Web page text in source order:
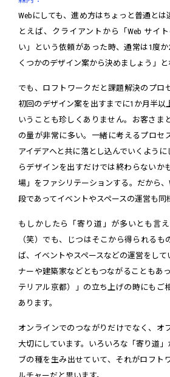
Webにしても、進め方はちょっと普通と
とえば、クライアントから「Web サイ
い」という依頼があった時、通常は1度
くつかのデザイン案から決めましょう」と
でも、ロフトワークだと課題解決のプロ
初回のデザイン案を出すまでに1か月半以
いうことも珍しくありません。お客さま
の量が非常に多い。一緒に考えるプロセ
アイデアへと共に落とし込んでいくよう
らデザインを出すだけでは終わらないか
場」をファシリテーションする。だから
段であってイベントやスペースの運営も同
もしかしたら「寄り道」が多いとも言
（笑）でも、じつはそこから得られるも
ば、イベントやスペースなどの運営をし
ナーや建築家などともつながることもあっ
テリアル京都）」の立ち上げの時にもご
あります。
オンラインでのつながりだけでなく、オ
大切にしています。いろいろな「寄り道」
ブの種を生み出せていて、それがロフト